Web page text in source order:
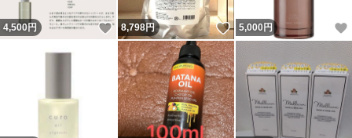
4,500円 いいね！
8,798円 いいね！
5,000 円